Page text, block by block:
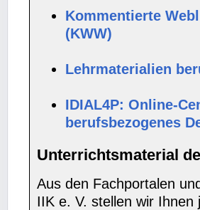
Kommentierte
(KWW)
Lehrmaterialien
IDIAL4P: Online-
berufsbezogenes
Unterrichtsmaterial
Aus den Fachportalen
IIK e. V. stellen wir Ihnen